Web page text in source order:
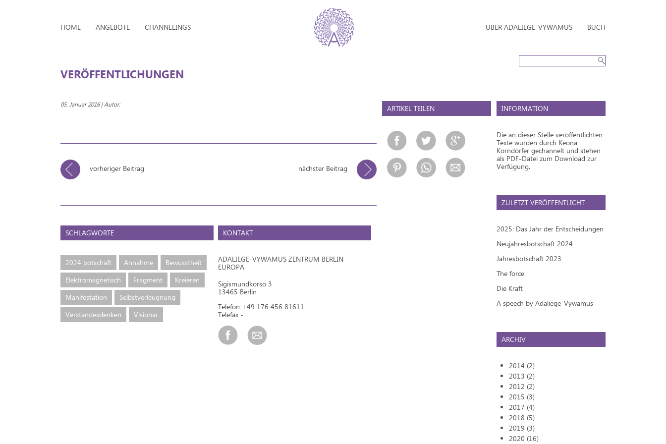
HOME ANGEBOTE CHANNELINGS ÜBER ADALIEGE-VYWAMUS BUCH
VERÖFFENTLICHUNGEN
05. Januar 2016 | Autor:
vorheriger Beitrag nächster Beitrag
SCHLAGWORTE
2024 botschaft Annahme
Bewusstheit
Elektromagnetisch
Fragment
Kreieren
Manifestation
Selbstverleugnung
Verstandesdenken
Visionär
KONTAKT
ADALIEGE-VYWAMUS ZENTRUM BERLIN
EUROPA
Sigismundkorso 3
13465 Berlin
Telefon +49 176 456 81611
Telefax -
ARTIKEL TEILEN INFORMATION
Die an dieser Stelle veröffentlichten
Texte wurden durch Keona
Korndörfer gechannelt und stehen
als PDF-Datei zum Download zur
Verfügung.
ZULETZT VERÖFFENTLICHT
2025: Das Jahr der Entscheidungen
Neujahresbotschaft 2024
Jahresbotschaft 2023
The force
Die Kraft
A speech by Adaliege-Vywamus
ARCHIV
2014 (2)
2013 (2)
2012 (2)
2015 (3)
2017 (4)
2018 (5)
2019 (3)
2020 (16)